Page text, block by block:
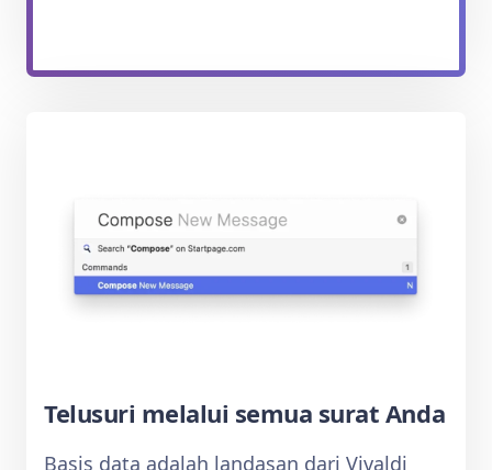
Telusuri melalui semua surat Anda
Basis data adalah landasan dari Vivaldi